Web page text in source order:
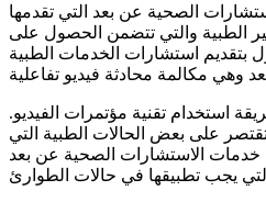
الصحية عن بعد التي تقدمها
الطبية والتي تتضمن الحصول على
استشارات الخدمات الطبية
استخدام تقنية مؤتمرات الفيديو.
على بعض الحالات الطبية التي
الاستشارات الصحية عن بعد